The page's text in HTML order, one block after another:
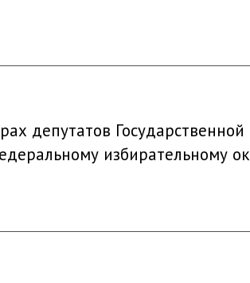
депутатов
избирательному